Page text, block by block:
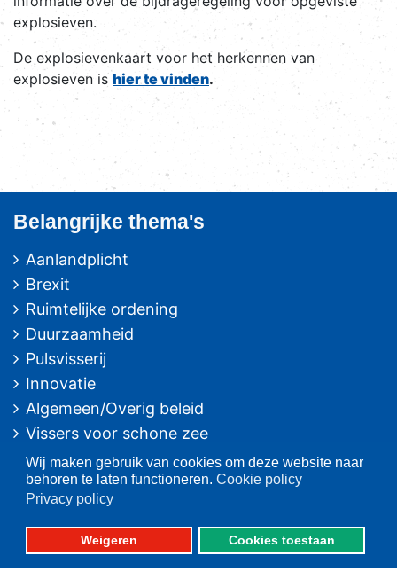
Wij maken gebruik van cookies om deze website naar
behoren te laten functioneren. Cookie policy
Privacy policy
Weigeren Cookies toestaan
explosieven.
De explosievenkaart voor het herkennen van
explosieven is hier te vinden.
Belangrijke thema's
Aanlandplicht
Brexit
Ruimtelijke ordening
Duurzaamheid
Pulsvisserij
Innovatie
Algemeen/Overig beleid
Vissers voor schone zee
Op deze website
Over VisNed
PO's
Vertegenwoordiging